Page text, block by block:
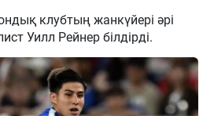
клубтың жанкүйері әрі
Уилл Рейнер білдірді.